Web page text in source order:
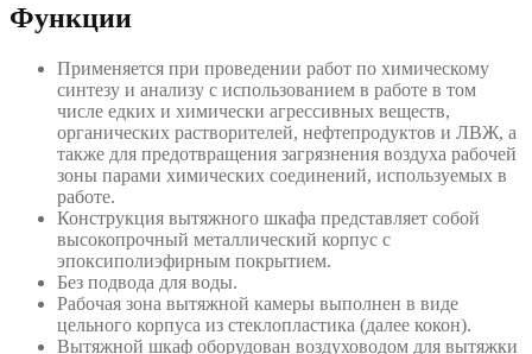
Функции
Применяется при проведении работ по химическому
синтезу и анализу с использованием в работе в том
числе едких и химически агрессивных веществ,
органических растворителей, нефтепродуктов и ЛВЖ, а
также для предотвращения загрязнения воздуха рабочей
зоны парами химических соединений, используемых в
работе.
Конструкция вытяжного шкафа представляет собой
высокопрочный металлический корпус с
эпоксиполиэфирным покрытием.
Без подвода для воды.
Рабочая зона вытяжной камеры выполнен в виде
цельного корпуса из стеклопластика (далее кокон).
Вытяжной шкаф оборудован воздуховодом для вытяжки